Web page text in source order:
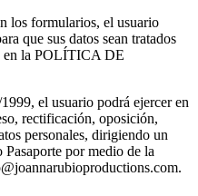
los formularios, el usuario
que sus datos sean tratados
en la POLÍTICA DE
el usuario podrá ejercer en
rectificación, oposición,
personales, dirigiendo un
por medio de la